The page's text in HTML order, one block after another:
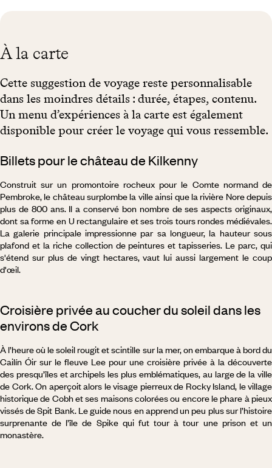
À la carte
Cette suggestion de voyage reste personnalisable
dans les moindres détails : durée, étapes, contenu.
Un menu d’expériences à la carte est également
disponible pour créer le voyage qui vous ressemble.
Billets pour le château de Kilkenny
Construit sur un promontoire rocheux pour le Comte normand de
Pembroke, le château surplombe la ville ainsi que la rivière Nore depuis
plus de 800 ans. Il a conservé bon nombre de ses aspects originaux,
dont sa forme en U rectangulaire et ses trois tours rondes médiévales.
La galerie principale impressionne par sa longueur, la hauteur sous
plafond et la riche collection de peintures et tapisseries. Le parc, qui
s'étend sur plus de vingt hectares, vaut lui aussi largement le coup
d'œil.
Croisière privée au coucher du soleil dans les
environs de Cork
À l’heure où le soleil rougit et scintille sur la mer, on embarque à bord du
Cailín Óir sur le fleuve Lee pour une croisière privée à la découverte
des presqu’îles et archipels les plus emblématiques, au large de la ville
de Cork. On aperçoit alors le visage pierreux de Rocky Island, le village
historique de Cobh et ses maisons colorées ou encore le phare à pieux
vissés de Spit Bank. Le guide nous en apprend un peu plus sur l’histoire
surprenante de l’île de Spike qui fut tour à tour une prison et un
monastère.